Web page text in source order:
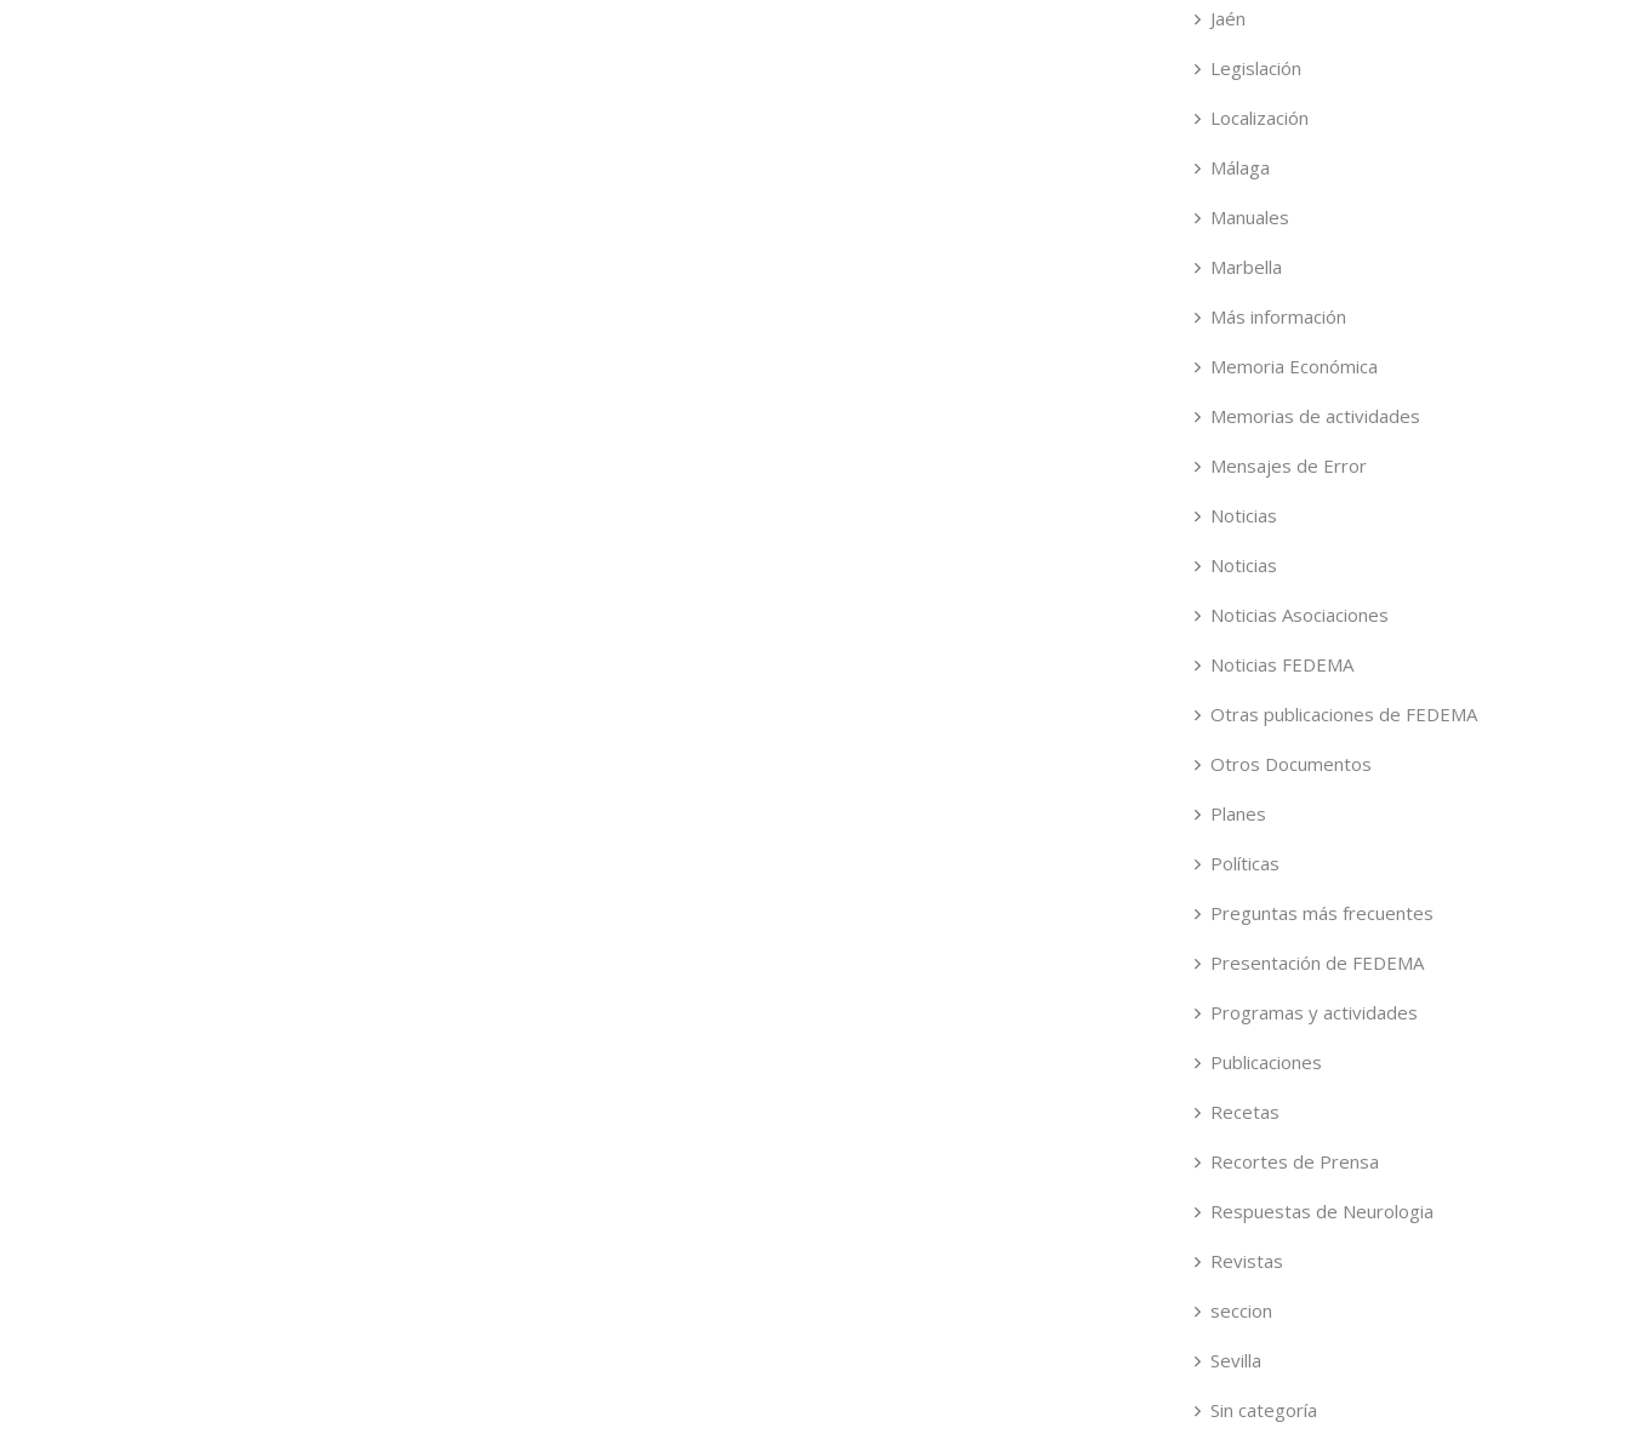
Jaén
Legislación
Localización
Málaga
Manuales
Marbella
Más información
Memoria Económica
Memorias de actividades
Mensajes de Error
Noticias
Noticias
Noticias Asociaciones
Noticias FEDEMA
Otras publicaciones de FEDEMA
Otros Documentos
Planes
Políticas
Preguntas más frecuentes
Presentación de FEDEMA
Programas y actividades
Publicaciones
Recetas
Recortes de Prensa
Respuestas de Neurologia
Revistas
seccion
Sevilla
Sin categoría